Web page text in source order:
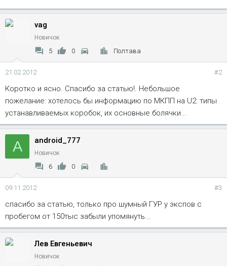
м
:
vag
Новичок
5 0 Полтава
21.02.2012 #2
Коротко и ясно. Спасибо за статью!. Небольшое
пожелание: хотелось бы информацию по МКПП на U2: типы
устанавливаемых коробок, их основные болячки...
A android_777
Новичок
6 0
09.11.2012 #3
спасибо за статью, только про шумный ГУР у экспов с
пробегом от 150тыс забыли упомянуть...
Лев Евгеньевич
Новичок